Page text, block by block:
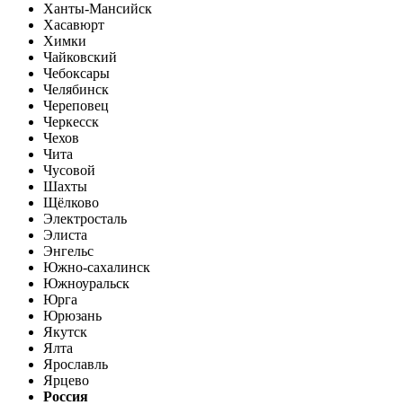
Ханты-Мансийск
Хасавюрт
Химки
Чайковский
Чебоксары
Челябинск
Череповец
Черкесск
Чехов
Чита
Чусовой
Шахты
Щёлково
Электросталь
Элиста
Энгельс
Южно-сахалинск
Южноуральск
Юрга
Юрюзань
Якутск
Ялта
Ярославль
Ярцево
Россия